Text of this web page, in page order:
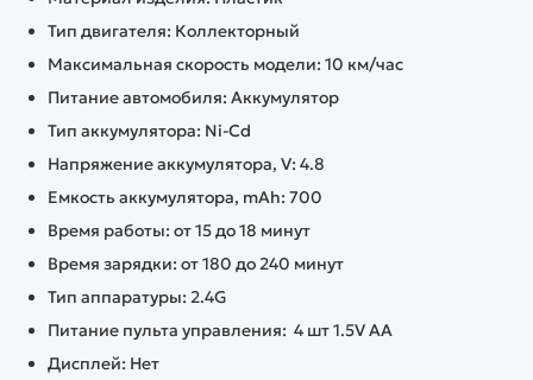
Тип двигателя: Коллекторный
Максимальная скорость модели: 10 км/час
Питание автомобиля: Аккумулятор
Тип аккумулятора: Ni-Cd
Напряжение аккумулятора, V: 4.8
Емкость аккумулятора, mAh: 700
Время работы: от 15 до 18 минут
Время зарядки: от 180 до 240 минут
Тип аппаратуры: 2.4G
Питание пульта управления: 4 шт 1.5V AA
Дисплей: Нет